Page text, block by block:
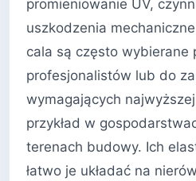
promieniowanie UV,
uszkodzenia
cala są często wybierane
profesjonalistów lub do
wymagających
przykład w
terenach budowy. Ich
łatwo je układać na